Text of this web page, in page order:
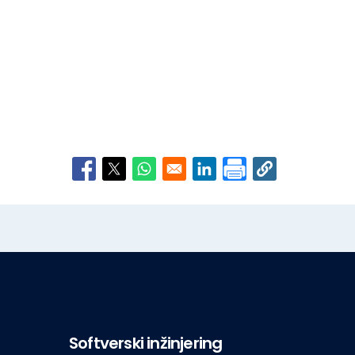
Opens in a new window
Opens in a new window
Opens in a new window
Opens in a new window
Softverski inžinjering